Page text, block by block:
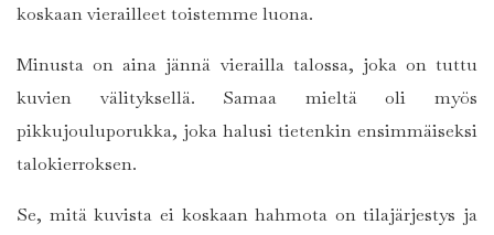
koskaan vierailleet toistemme luona.
Minusta on aina jännä vierailla talossa, joka on tuttu
kuvien välityksellä. Samaa mieltä oli myös
pikkujouluporukka, joka halusi tietenkin ensimmäiseksi
talokierroksen.
Se, mitä kuvista ei koskaan hahmota on tilajärjestys ja